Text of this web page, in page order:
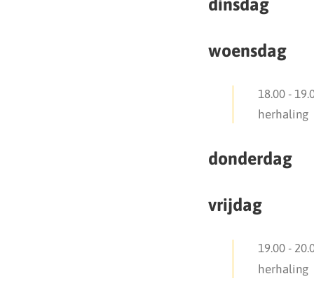
dinsdag
woensdag
18.00 -
herhaling
donderdag
vrijdag
19.00 -
herhaling